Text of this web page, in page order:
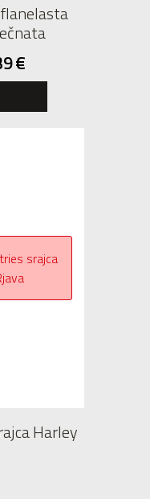
€
Harley